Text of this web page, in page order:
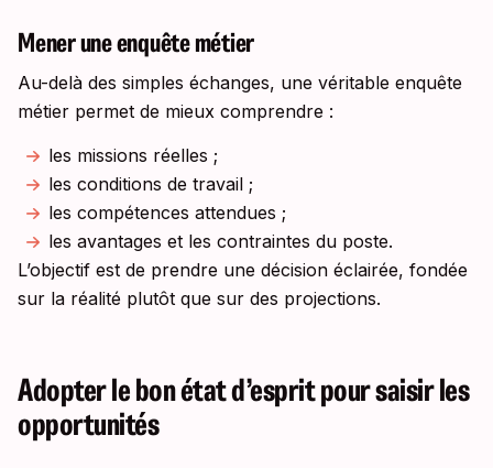
Mener une enquête métier
Au-delà des simples échanges, une véritable enquête
métier permet de mieux comprendre :
les missions réelles ;
les conditions de travail ;
les compétences attendues ;
les avantages et les contraintes du poste.
L’objectif est de prendre une décision éclairée, fondée
sur la réalité plutôt que sur des projections.
Adopter le bon état d’esprit pour saisir les
opportunités